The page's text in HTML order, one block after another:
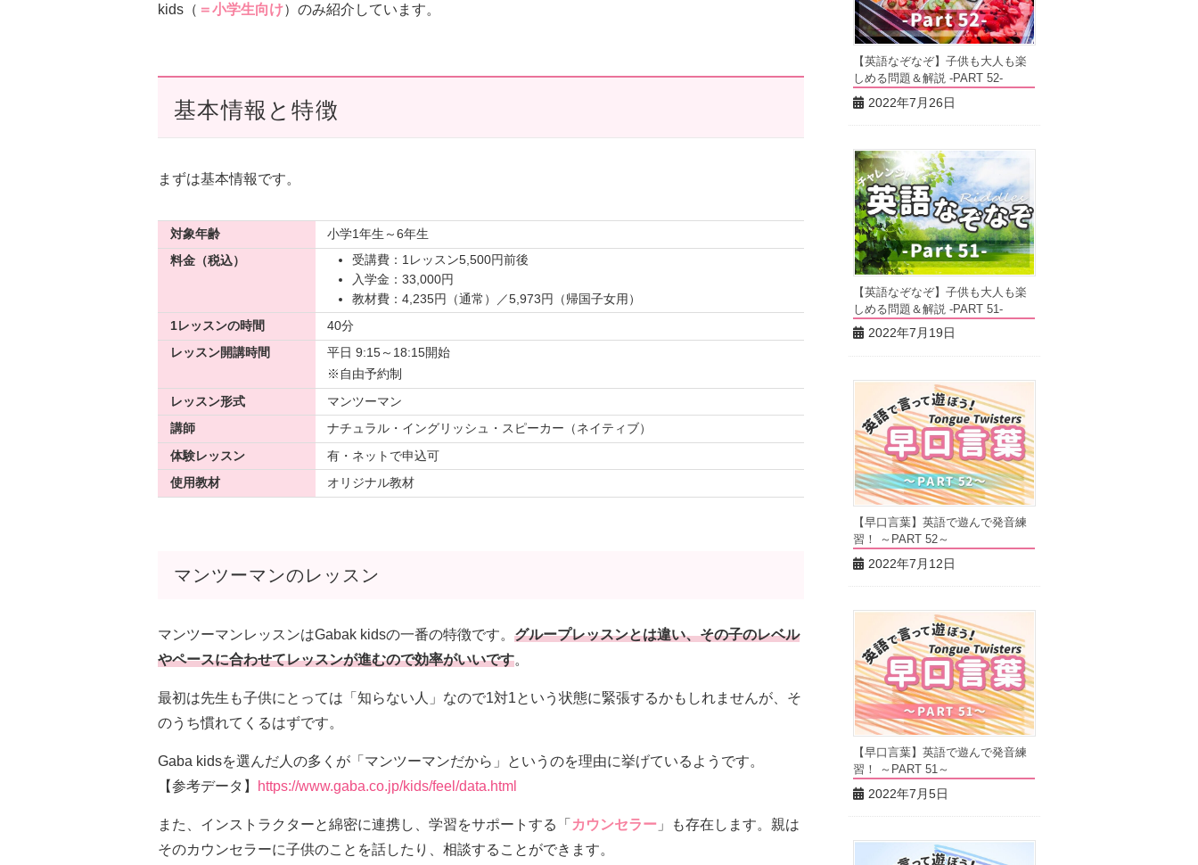
kids（ ＝小学生向け）のみ紹介しています。
基本情報と特徴
まずは基本情報です。
対象年齢 小学1年生～6年生
料金（税込）
受講費：1レッスン5,500円前後
入学金：33,000円
教材費：4,235円（通常）／5,973円（帰国子女用）
1レッスンの時間
40分
レッスン開講時間
平日 9:15～18:15開始
※自由予約制
レッスン形式 マンツーマン
講師 ナチュラル・イングリッシュ・スピーカー（ネイティブ）
体験レッスン 有・ネットで申込可
使用教材 オリジナル教材
マンツーマンのレッスン
マンツーマンレッスンはGabak kidsの一番の特徴です。 グループレッスンとは違い、その子のレベル
やペースに合わせてレッスンが進むので効率がいいです。
最初は先生も子供にとっては「知らない人」なので1対1という状態に緊張するかもしれませんが、そ
のうち慣れてくるはずです。
Gaba kidsを選んだ人の多くが「マンツーマンだから」というのを理由に挙げているようです。
【参考データ】
https://www.gaba.co.jp/kids/feel/data.html
また、インストラクターと綿密に連携し、学習をサポートする「 カウンセラー 」も存在します。親は
そのカウンセラーに子供のことを話したり、相談することができます。
【英語なぞなぞ】子供も大人も楽
しめる問題＆解説 -PART 52-
2022年7月26日
【英語なぞなぞ】子供も大人も楽
しめる問題＆解説 -PART 51-
2022年7月19日
【早口言葉】英語で遊んで発音練
習！ ～PART 52～
2022年7月12日
【早口言葉】英語で遊んで発音練
習！ ～PART 51～
2022年7月5日